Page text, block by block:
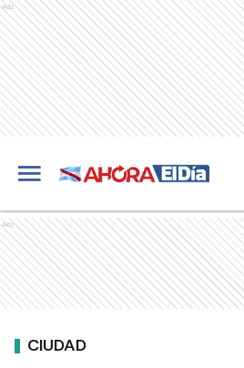
Ads
Ads
CIUDAD